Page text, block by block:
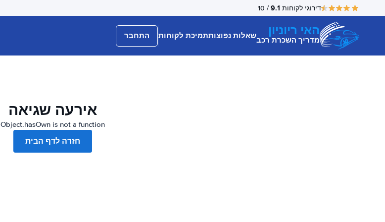
דירוגי לקוחות 9.1
/ 10
האי ריוניון
מדריך השכרת רכבשאלות נפוצותתמיכת לקוחות התחבר
אירעה שגיאה
Object.hasOwn is not a function
חזרה לדף הבית